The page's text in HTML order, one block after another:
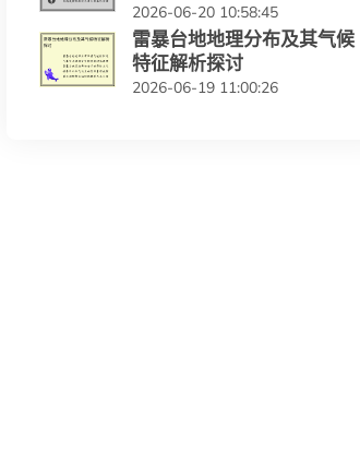
2026-06-20 10:58:45
雷暴台地地理分布及其气候
特征解析探讨
2026-06-19 11:00:26